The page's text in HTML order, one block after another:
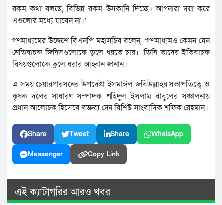
রকম কথা বলছে, বিভিন্ন রকম উসকানি দিচ্ছে। আপনারা দয়া করে
এগুলোর মধ্যে যাবেন না।’
গণমাধ্যমের উদ্দেশে বিএনপি মহাসচিব বলেন, ‘গণমাধ্যমও কেমন যেন
নেতিবাচক জিনিসগুলোকে তুলে ধরতে চায়।’ তিনি তাদের ইতিবাচক
বিষয়গুলোকে তুলে ধরার আহ্বান জানান।
এ সময় চেয়ারপারসনের উপদেষ্টা ইসমাঈল জবিউল্লাহর সভাপতিত্বে ও
কৃষক দলের সাধারণ সম্পাদক শহিদুল ইসলাম বাবুলের সঞ্চালনায়
প্রধান আলোচক হিসেবে বক্তব্য দেন বিশিষ্ট সাংবাদিক শফিক রেহমান।
Share Tweet Share WhatsApp
Messenger Copy Link
এই ক্যাটাগরির আরও খবর